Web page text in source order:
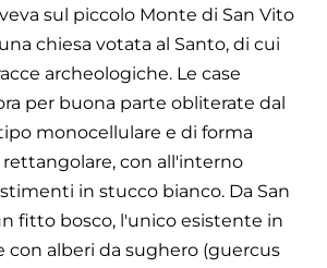
sul piccolo Monte di San Vito
chiesa votata al Santo, di cui
archeologiche. Le case
per buona parte obliterate dal
monocellulare e di forma
con all'interno
in stucco bianco. Da San
fitto bosco, l'unico esistente in
con alberi da sughero (guercus